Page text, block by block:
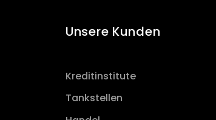
Unsere Kunden
Kreditinstitute
Tankstellen